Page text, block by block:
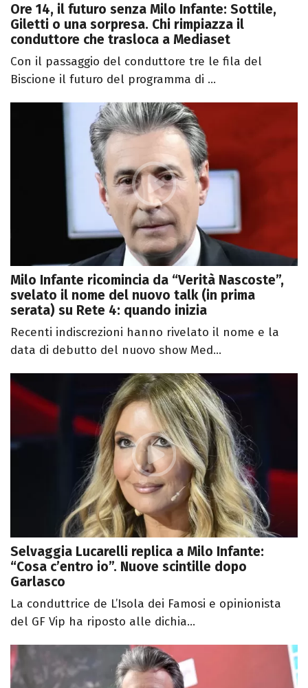
Ore 14, il futuro senza Milo Infante: Sottile,
Giletti o una sorpresa. Chi rimpiazza il
conduttore che trasloca a Mediaset
Con il passaggio del conduttore tre le fila del
Biscione il futuro del programma di ...
Milo Infante ricomincia da “Verità Nascoste”,
svelato il nome del nuovo talk (in prima
serata) su Rete 4: quando inizia
Recenti indiscrezioni hanno rivelato il nome e la
data di debutto del nuovo show Med...
Selvaggia Lucarelli replica a Milo Infante:
“Cosa c’entro io”. Nuove scintille dopo
Garlasco
La conduttrice de L’Isola dei Famosi e opinionista
del GF Vip ha riposto alle dichia...